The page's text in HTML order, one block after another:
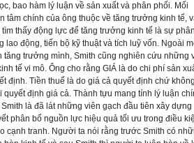
bao hàm lý luận về sản xuất và phân phối. Mối
tâm chính của ông thuộc về tăng trưởng kinh tế,
tìm thấy động lực để tăng trưởng kinh tế là sự
lao động, tiến bộ kỹ thuật và tích luỹ vốn. Ngoài
tăng trưởng mình, Smith cũng nghiên cứu những
tế vi mô. Ông cho rằng GIÁ là do chi phí sản
định. Tiền thuế là do giá cả quyết định chứ
quyết định giá cả. Thành tựu mang tính lý luận
là đã lát những viên gạch đầu tiên xây dựng
phân bổ nguồn lực hiệu quả tối ưu trong điều
cạnh tranh. Người ta nói rằng trước Smith có